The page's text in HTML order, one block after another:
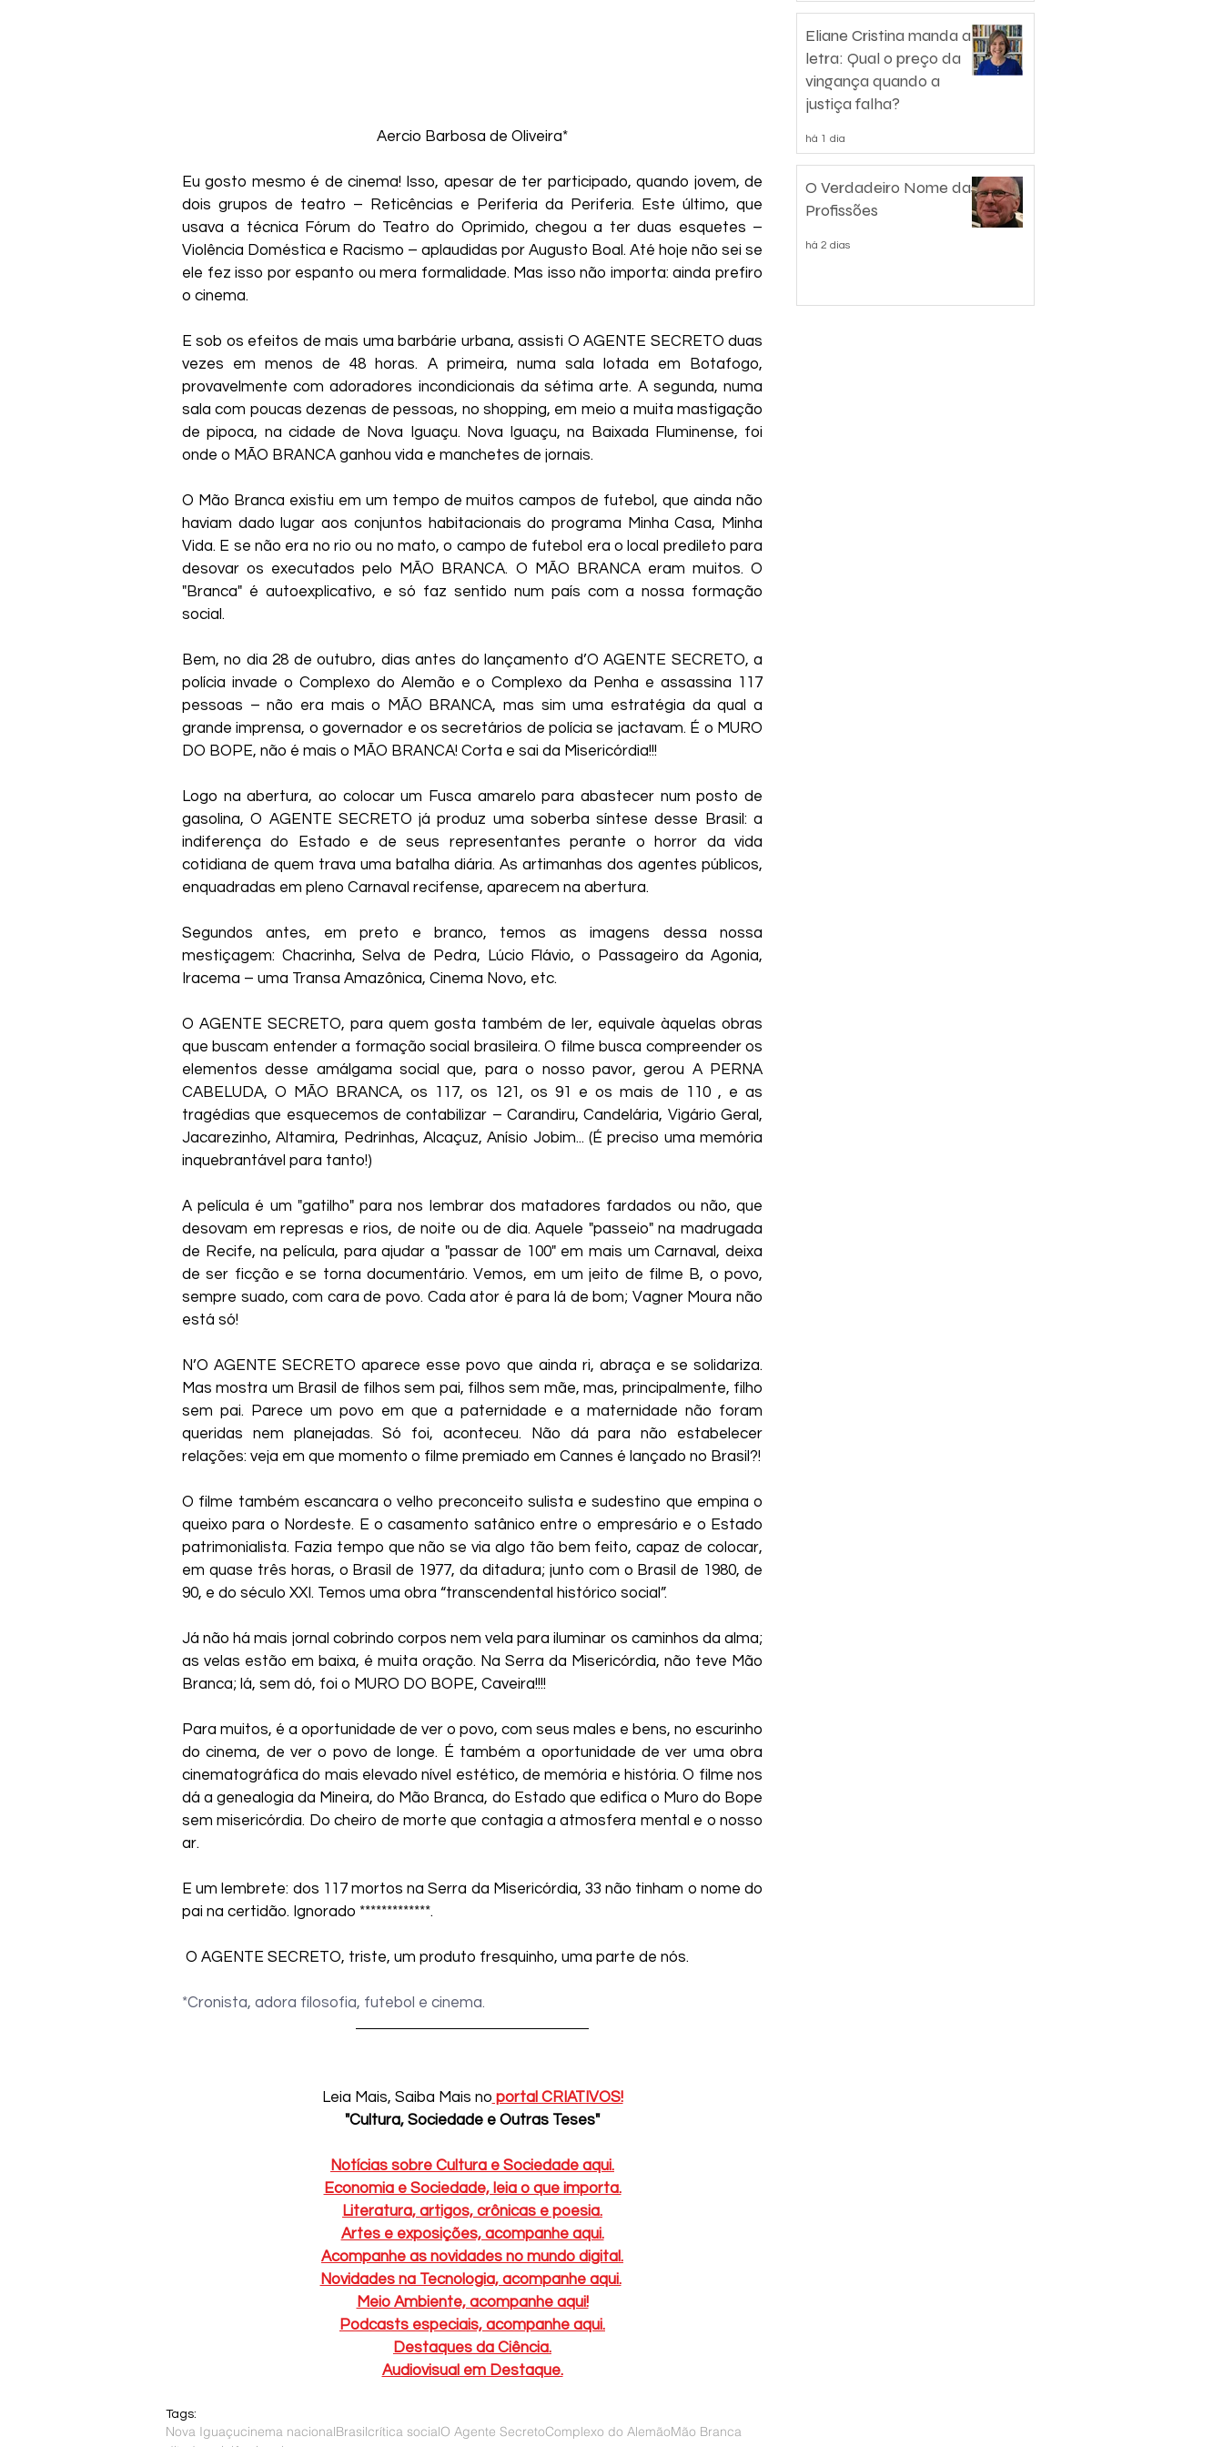
Aercio Barbosa de Oliveira*
Eu gosto mesmo é de cinema! Isso, apesar de ter participado, quando jovem, de
dois grupos de teatro – Reticências e Periferia da Periferia. Este último, que
usava a técnica Fórum do Teatro do Oprimido, chegou a ter duas esquetes –
Violência Doméstica e Racismo – aplaudidas por Augusto Boal. Até hoje não sei se
ele fez isso por espanto ou mera formalidade. Mas isso não importa: ainda prefiro
o cinema.
E sob os efeitos de mais uma barbárie urbana, assisti O AGENTE SECRETO duas
vezes em menos de 48 horas. A primeira, numa sala lotada em Botafogo,
provavelmente com adoradores incondicionais da sétima arte. A segunda, numa
sala com poucas dezenas de pessoas, no shopping, em meio a muita mastigação
de pipoca, na cidade de Nova Iguaçu. Nova Iguaçu, na Baixada Fluminense, foi
onde o MÃO BRANCA ganhou vida e manchetes de jornais.
O Mão Branca existiu em um tempo de muitos campos de futebol, que ainda não
haviam dado lugar aos conjuntos habitacionais do programa Minha Casa, Minha
Vida. E se não era no rio ou no mato, o campo de futebol era o local predileto para
desovar os executados pelo MÃO BRANCA. O MÃO BRANCA eram muitos. O
"Branca" é autoexplicativo, e só faz sentido num país com a nossa formação
social.
Bem, no dia 28 de outubro, dias antes do lançamento d’O AGENTE SECRETO, a
polícia invade o Complexo do Alemão e o Complexo da Penha e assassina 117
pessoas – não era mais o MÃO BRANCA, mas sim uma estratégia da qual a
grande imprensa, o governador e os secretários de polícia se jactavam. É o MURO
DO BOPE, não é mais o MÃO BRANCA! Corta e sai da Misericórdia!!!
Logo na abertura, ao colocar um Fusca amarelo para abastecer num posto de
gasolina, O AGENTE SECRETO já produz uma soberba síntese desse Brasil: a
indiferença do Estado e de seus representantes perante o horror da vida
cotidiana de quem trava uma batalha diária. As artimanhas dos agentes públicos,
enquadradas em pleno Carnaval recifense, aparecem na abertura.
Segundos antes, em preto e branco, temos as imagens dessa nossa
mestiçagem: Chacrinha, Selva de Pedra, Lúcio Flávio, o Passageiro da Agonia,
Iracema – uma Transa Amazônica, Cinema Novo, etc.
O AGENTE SECRETO, para quem gosta também de ler, equivale àquelas obras
que buscam entender a formação social brasileira. O filme busca compreender os
elementos desse amálgama social que, para o nosso pavor, gerou A PERNA
CABELUDA, O MÃO BRANCA, os 117, os 121, os 91 e os mais de 110 , e as
tragédias que esquecemos de contabilizar – Carandiru, Candelária, Vigário Geral,
Jacarezinho, Altamira, Pedrinhas, Alcaçuz, Anísio Jobim... (É preciso uma memória
inquebrantável para tanto!)
A película é um "gatilho" para nos lembrar dos matadores fardados ou não, que
desovam em represas e rios, de noite ou de dia. Aquele "passeio" na madrugada
de Recife, na película, para ajudar a "passar de 100" em mais um Carnaval, deixa
de ser ficção e se torna documentário. Vemos, em um jeito de filme B, o povo,
sempre suado, com cara de povo. Cada ator é para lá de bom; Vagner Moura não
está só!
N’O AGENTE SECRETO aparece esse povo que ainda ri, abraça e se solidariza.
Mas mostra um Brasil de filhos sem pai, filhos sem mãe, mas, principalmente, filho
sem pai. Parece um povo em que a paternidade e a maternidade não foram
queridas nem planejadas. Só foi, aconteceu. Não dá para não estabelecer
relações: veja em que momento o filme premiado em Cannes é lançado no Brasil?!
O filme também escancara o velho preconceito sulista e sudestino que empina o
queixo para o Nordeste. E o casamento satânico entre o empresário e o Estado
patrimonialista. Fazia tempo que não se via algo tão bem feito, capaz de colocar,
em quase três horas, o Brasil de 1977, da ditadura; junto com o Brasil de 1980, de
90, e do século XXI. Temos uma obra “transcendental histórico social”.
Já não há mais jornal cobrindo corpos nem vela para iluminar os caminhos da alma;
as velas estão em baixa, é muita oração. Na Serra da Misericórdia, não teve Mão
Branca; lá, sem dó, foi o MURO DO BOPE, Caveira!!!!
Para muitos, é a oportunidade de ver o povo, com seus males e bens, no escurinho
do cinema, de ver o povo de longe. É também a oportunidade de ver uma obra
cinematográfica do mais elevado nível estético, de memória e história. O filme nos
dá a genealogia da Mineira, do Mão Branca, do Estado que edifica o Muro do Bope
sem misericórdia. Do cheiro de morte que contagia a atmosfera mental e o nosso
ar.
E um lembrete: dos 117 mortos na Serra da Misericórdia, 33 não tinham o nome do
pai na certidão. Ignorado *************.
O AGENTE SECRETO, triste, um produto fresquinho, uma parte de nós.
*Cronista, adora filosofia, futebol e cinema.
Leia Mais, Saiba Mais no portal CRIATIVOS!
"Cultura, Sociedade e Outras Teses"
Notícias sobre Cultura e Sociedade aqui.
Economia e Sociedade, leia o que importa.
Literatura, artigos, crônicas e poesia.
Artes e exposições, acompanhe aqui.
Acompanhe as novidades no mundo digital.
Novidades na Tecnologia, acompanhe aqui.
Meio Ambiente, acompanhe aqui!
Podcasts especiais, acompanhe aqui.
Destaques da Ciência.
Audiovisual em Destaque.
Tags:
Nova Iguaçucinema nacionalBrasilcrítica socialO Agente SecretoComplexo do AlemãoMão Branca
Eliane Cristina manda a
letra: Qual o preço da
vingança quando a
justiça falha?
há 1 dia
O Verdadeiro Nome das
Profissões
há 2 dias